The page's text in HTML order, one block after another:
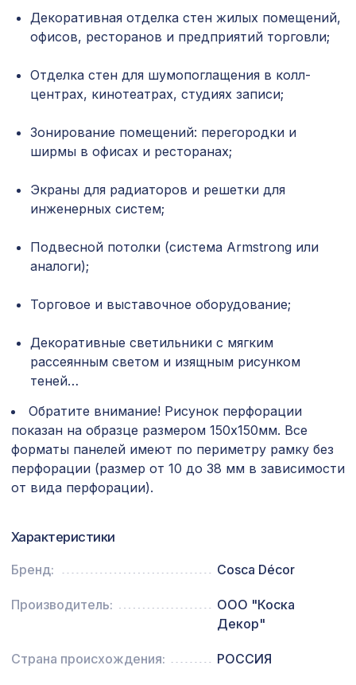
КВАДРО 8-28, 595х595мм, ХДФ, ольха
760 ₽
Перфорированная панель АБАКО,
Перфорированная панель
ДАМАСКО, 2070х930мм, ХДФ, бук
Перфорированная потолочная плита
ЭЛЕНИКО КОНТРАСТО, 595х595мм,
ХДФ, вишня
Перфорированная панель ГОТИКА,
1400х780мм, ХДФ, венге
Перфорированная панель АБАКО,
1200х600мм, ХДФ, венге
Экополимер/8
Перфорированная панель ДАМАСКО,
1000х680мм, ХДФ, белая
1221 ₽
Молдинг MX009, 38х18, 2000мм,
Экополимер/25
11-45, 1400х780мм, ХДФ, венге
Натуральные обои Cosca Кито, 0,91 x
Декоративная отделка стен жилых помещений,
офисов, ресторанов и предприятий торговли;
Отделка стен для шумопоглащения в колл-
центрах, кинотеатрах, студиях записи;
Зонирование помещений: перегородки и
ширмы в офисах и ресторанах;
Экраны для радиаторов и решетки для
инженерных систем;
Подвесной потолки (система Armstrong или
аналоги);
Торговое и выставочное оборудование;
Декоративные светильники с мягким
рассеянным светом и изящным рисунком
теней…
Обратите внимание! Рисунок перфорации
показан на образце размером 150х150мм. Все
форматы панелей имеют по периметру рамку без
перфорации (размер от 10 до 38 мм в зависимости
от вида перфорации).
Характеристики
Бренд: Cosca Décor
Производитель:
ООО "Коска
Декор"
Страна происхождения: РОССИЯ